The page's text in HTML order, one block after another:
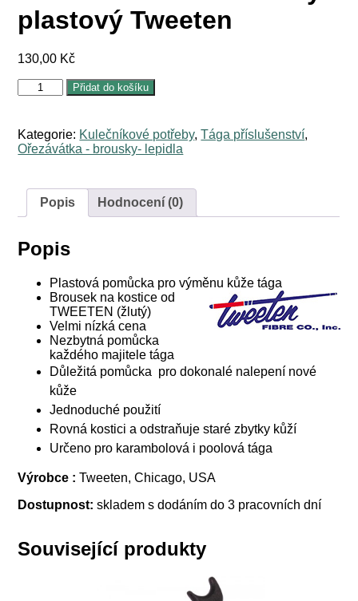
plastový Tweeten
130,00 Kč
Brousek
na
žlutý
plastový
Tweeten
Přidat do košíku
Kategorie: Kulečníkové potřeby,Tága příslušenství,
Ořezávátka - brousky- lepidla
Popis Hodnocení (0)
Popis
Plastová pomůcka pro výměnu kůže tága
Brousek na kostice od
TWEETEN (žlutý)
Velmi nízká cena
Nezbytná pomůcka
každého majitele tága
Důležitá pomůcka pro dokonalé nalepení nové
kůže
Jednoduché použití
Rovná kostici a odstraňuje staré zbytky kůží
Určeno pro karambolová i poolová tága
Výrobce : Tweeten, Chicago, USA
Dostupnost: skladem s dodáním do 3 pracovních dní
Související produkty